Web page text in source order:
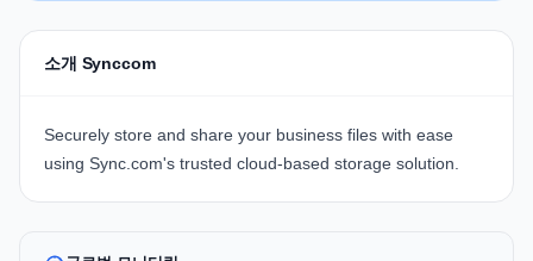
소개 Synccom
Securely store and share your business files with ease
using Sync.com's trusted cloud-based storage solution.